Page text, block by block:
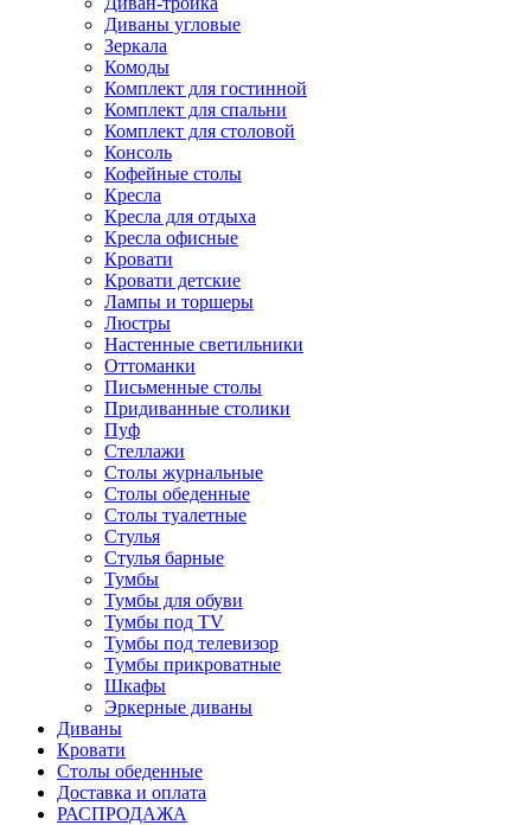
Диваны угловые
Зеркала
Комоды
Комплект для гостинной
Комплект для спальни
Комплект для столовой
Консоль
Кофейные столы
Кресла
Кресла для отдыха
Кресла офисные
Кровати
Кровати детские
Лампы и торшеры
Люстры
Настенные светильники
Оттоманки
Письменные столы
Придиванные столики
Пуф
Стеллажи
Столы журнальные
Столы обеденные
Столы туалетные
Стулья
Стулья барные
Тумбы
Тумбы для обуви
Тумбы под TV
Тумбы под телевизор
Тумбы прикроватные
Шкафы
Эркерные диваны
Диваны
Кровати
Столы обеденные
Доставка и оплата
РАСПРОДАЖА